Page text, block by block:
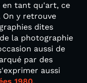
en tant qu'art, ce
On y retrouve
dites
la photographie
aussi de
par des
aussi